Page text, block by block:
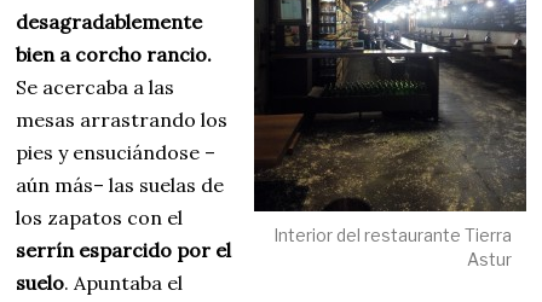
Interior del restaurante Tierra
Astur
desagradablemente
bien a corcho rancio.
Se acercaba a las
mesas arrastrando los
pies y ensuciándose –
aún más– las suelas de
los zapatos con el
serrín esparcido por el
suelo. Apuntaba el